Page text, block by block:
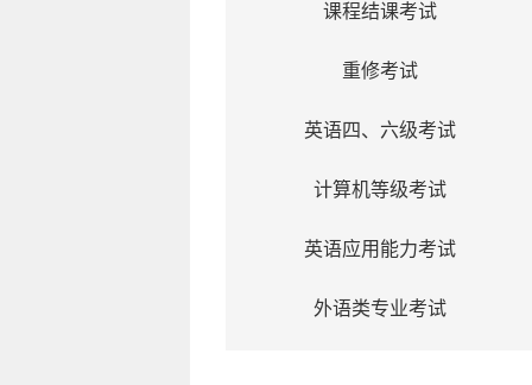
课程结课考试
重修考试
英语四、六级考试
计算机等级考试
英语应用能力考试
外语类专业考试